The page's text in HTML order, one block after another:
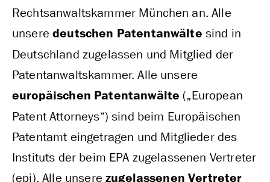
Rechtsanwaltskammer München an. Alle
unseredeutschen Patentanwälte sind in
Deutschland zugelassen und Mitglied der
Patentanwaltskammer. Alle unsere
europäischen Patentanwälte („European
Patent Attorneys“) sind beim Europäischen
Patentamt eingetragen und Mitglieder des
Instituts der beim EPA zugelassenen Vertreter
(epi). Alle unserezugelassenen Vertreter